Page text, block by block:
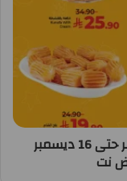
عروض لولو الشرقية اليوم 10 ديسمبر حتى 16 ديسمبر